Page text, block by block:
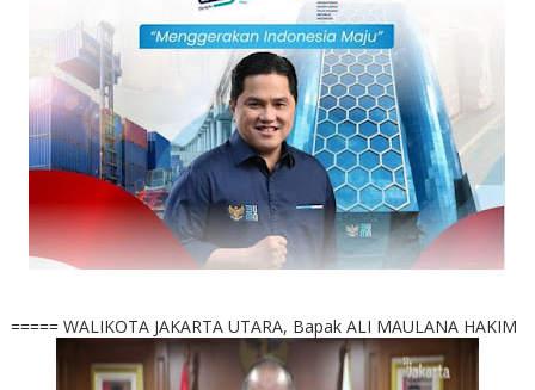
===== WALIKOTA JAKARTA UTARA, Bapak ALI MAULANA HAKIM